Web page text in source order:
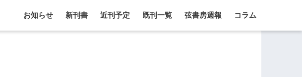
お知らせ 新刊書 近刊予定 既刊一覧 弦書房週報 コラム